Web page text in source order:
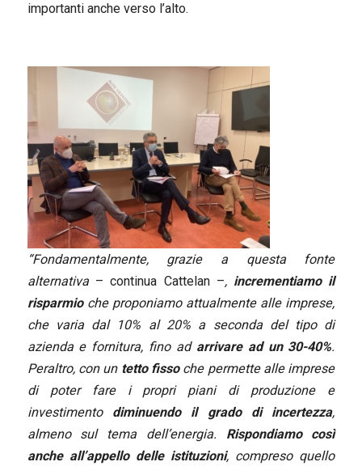
importanti anche verso l’alto.
“Fondamentalmente, grazie a questa fonte
alternativa – continua Cattelan –, incrementiamo il
risparmioche proponiamo attualmente alle imprese,
che varia dal 10% al 20% a seconda del tipo di
azienda e fornitura, fino ad arrivare ad un 30-40%.
Peraltro, con un tetto fissoche permette alle imprese
di poter fare i propri piani di produzione e
investimento diminuendo il grado di incertezza,
almeno sul tema dell’energia. Rispondiamo così
anche all’appello delle istituzioni, compreso quello